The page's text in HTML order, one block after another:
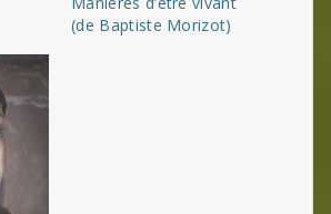
(de Baptiste Morizot)